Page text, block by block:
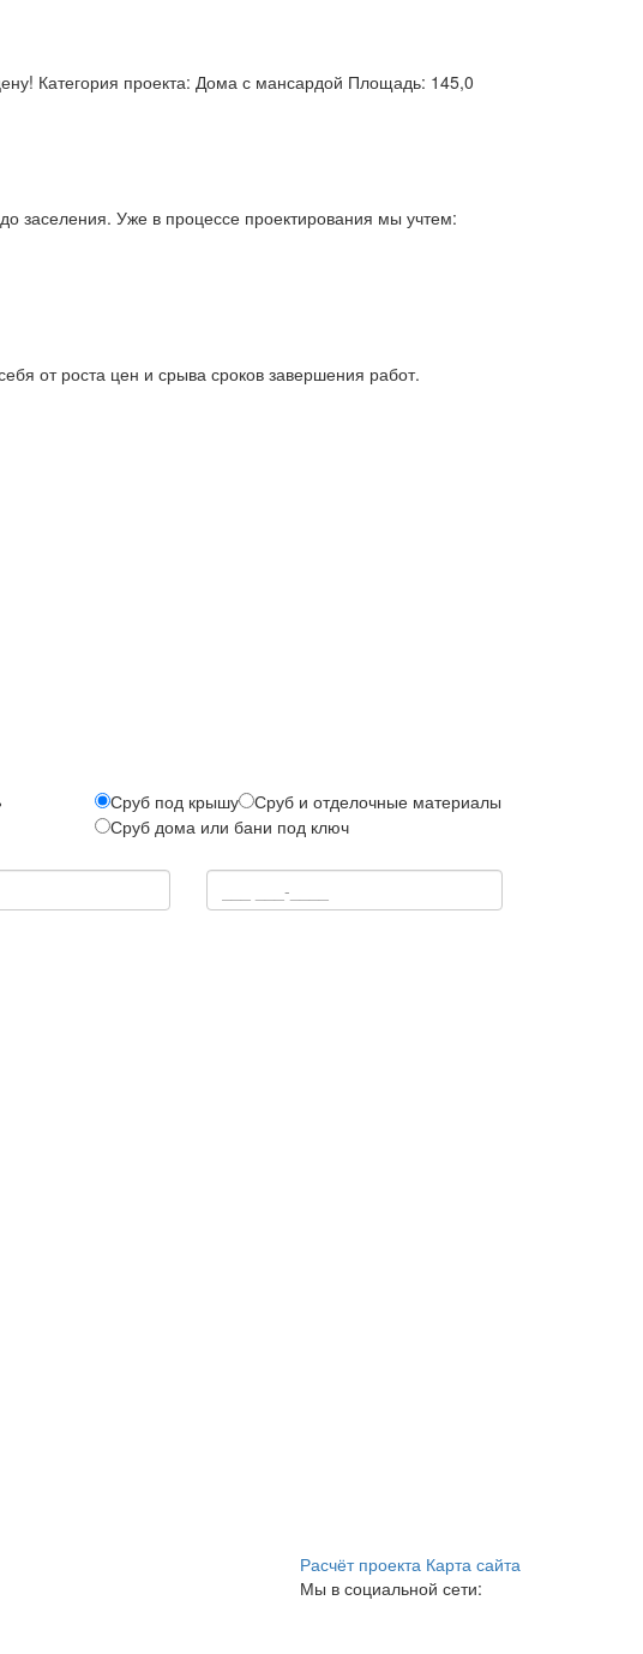
Категория проекта: Дома с мансардой Площадь: 145,0
заселения. Уже в процессе проектирования мы учтем:
от роста цен и срыва сроков завершения работ.
Сруб под крышу
Сруб и отделочные материалы
Сруб дома или бани под ключ
Расчёт проекта Карта сайта
Мы в социальной сети: